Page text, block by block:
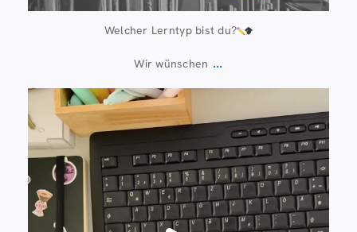
Welcher Lerntyp bist du?
Wir wünschen ...
Juli 13
61